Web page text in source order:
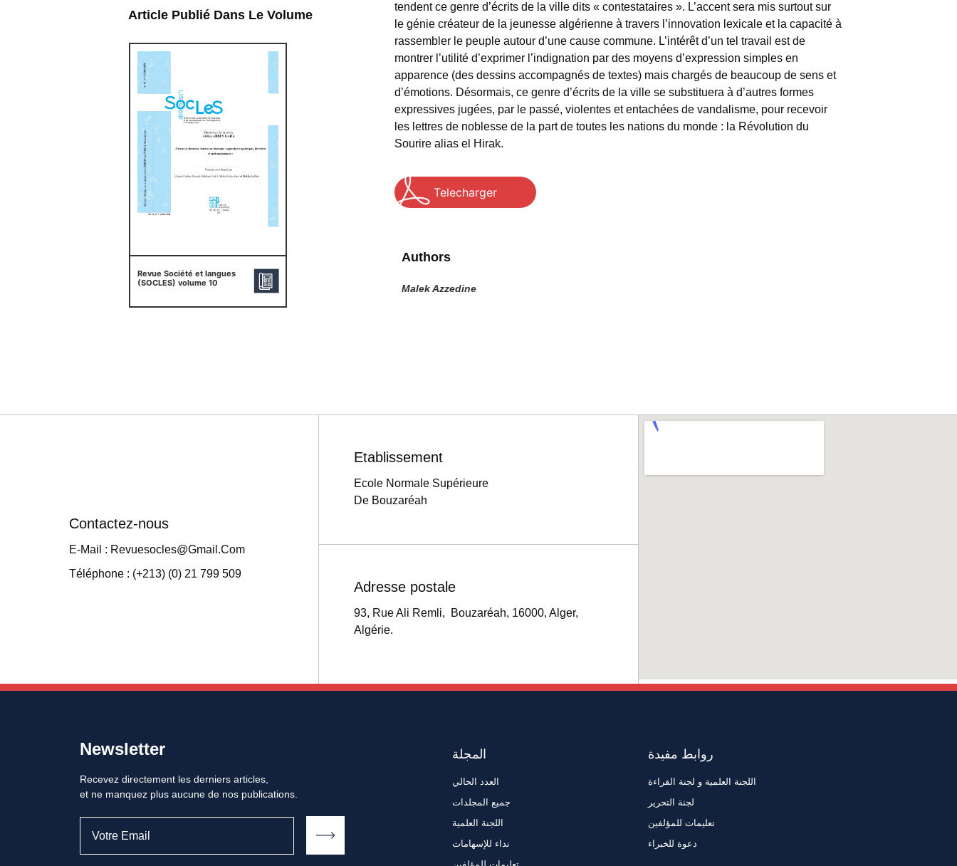
Article Publié Dans Le Volume
Revue Société et langues
(SOCLES) volume 10
tendent ce genre d’écrits de la ville dits « contestataires ». L’accent sera mis surtout sur
le génie créateur de la jeunesse algérienne à travers l’innovation lexicale et la capacité à
rassembler le peuple autour d’une cause commune. L’intérêt d’un tel travail est de
montrer l’utilité d’exprimer l’indignation par des moyens d’expression simples en
apparence (des dessins accompagnés de textes) mais chargés de beaucoup de sens et
d’émotions. Désormais, ce genre d’écrits de la ville se substituera à d’autres formes
expressives jugées, par le passé, violentes et entachées de vandalisme, pour recevoir
les lettres de noblesse de la part de toutes les nations du monde : la Révolution du
Sourire alias el Hirak.
Telecharger
Authors
Malek Azzedine
Contactez-nous
E-Mail : Revuesocles@gmail.com
Téléphone : (+213) (0) 21 799 509
Etablissement
Ecole Normale Supérieure
De Bouzaréah
Adresse postale
93, Rue Ali Remli, Bouzaréah, 16000, Alger,
Algérie.
Newsletter
Recevez directement les derniers articles,
et ne manquez plus aucune de nos publications.
المجلة
العدد الحالي
جميع المجلدات
اللجنة العلمية
نداء للإسهامات
روابط مفيدة
اللجنة العلمية و لجنة القراءة
لجنة التحرير
تعليمات للمؤلفين
دعوة للخبراء